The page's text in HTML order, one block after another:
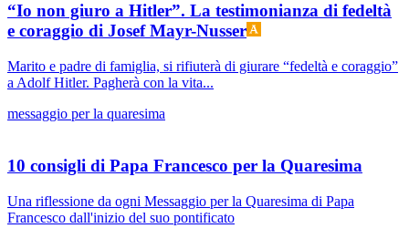
“Io non giuro a Hitler”. La testimonianza di fedeltà
e coraggio di Josef Mayr-Nusser
Marito e padre di famiglia, si rifiuterà di giurare “fedeltà e coraggio”
a Adolf Hitler. Pagherà con la vita...
messaggio per la quaresima
10 consigli di Papa Francesco per la Quaresima
Una riflessione da ogni Messaggio per la Quaresima di Papa
Francesco dall'inizio del suo pontificato